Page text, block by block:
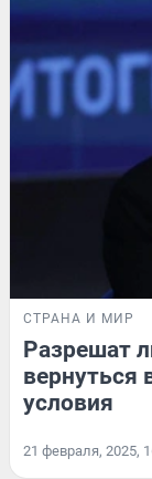
СТРАНА И МИР
Разрешат
вернуться
условия
21 февраля, 2025,